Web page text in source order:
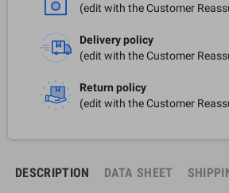
(edit with the Customer
Delivery policy
(edit with the Customer
Return policy
(edit with the Customer
DESCRIPTION DATA SHEET